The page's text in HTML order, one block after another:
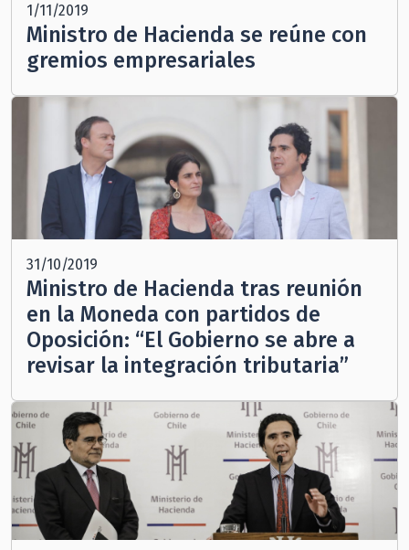
1/11/2019
Ministro de Hacienda se reúne con
gremios empresariales
31/10/2019
Ministro de Hacienda tras reunión
en la Moneda con partidos de
Oposición: “El Gobierno se abre a
revisar la integración tributaria”